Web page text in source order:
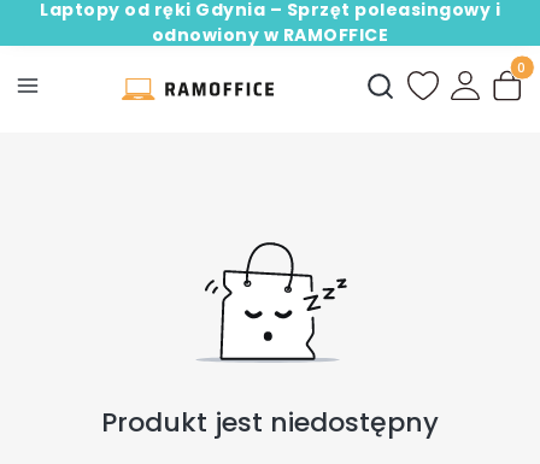
Laptopy od ręki Gdynia – Sprzęt poleasingowy i
odnowiony w RAMOFFICE
Otwórz
Produkt jest niedostępny